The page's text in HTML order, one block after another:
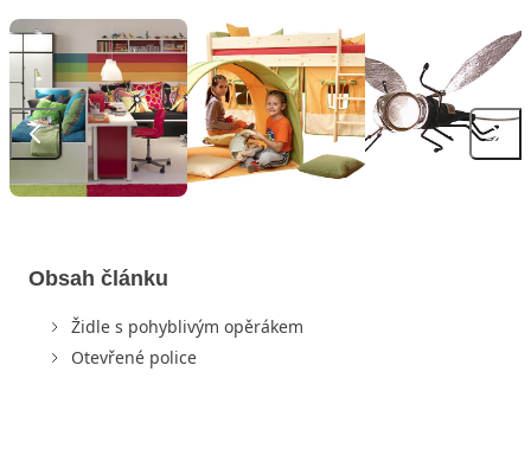
Obsah článku
Židle s pohyblivým opěrákem
Otevřené police